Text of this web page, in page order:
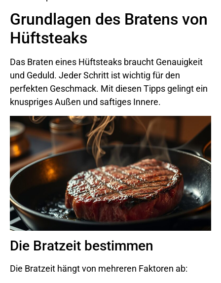
Grundlagen des Bratens von
Hüftsteaks
Das Braten eines Hüftsteaks braucht Genauigkeit
und Geduld. Jeder Schritt ist wichtig für den
perfekten Geschmack. Mit diesen Tipps gelingt ein
knuspriges Außen und saftiges Innere.
Die Bratzeit bestimmen
Die Bratzeit hängt von mehreren Faktoren ab: